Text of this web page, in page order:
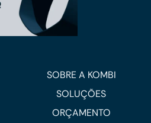
SOBRE A KOMBI
SOLUÇÕES
ORÇAMENTO